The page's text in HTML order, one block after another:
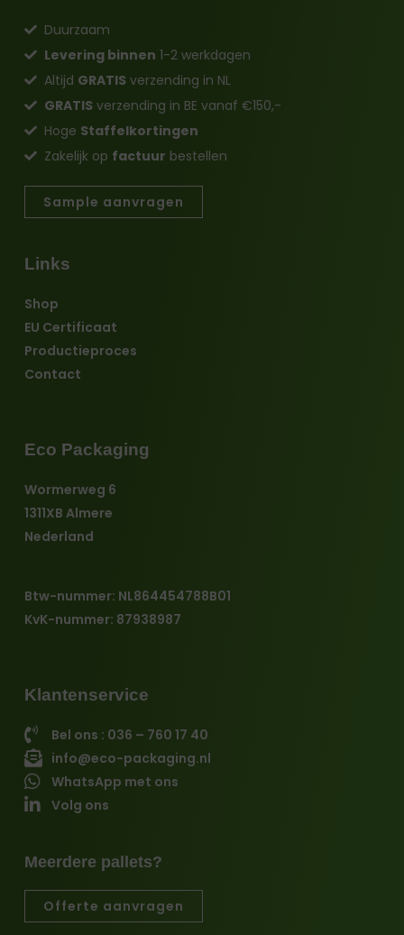
Klantenservice
Bel ons : 036 – 760 17 40
info@eco-packaging.nl
WhatsApp met ons
Volg ons
Meerdere pallets?
Offerte aanvragen
Eco Packaging
Wormerweg 6
1311XB Almere
Nederland
Btw-nummer: NL864454788B01
KvK-nummer: 87938987
Links
Shop
EU Certificaat
Productieproces
Contact
Duurzaam
Levering binnen 1-2 werkdagen
Altijd GRATIS verzending in NL
GRATIS verzending in BE vanaf €150,-
Hoge Staffelkortingen
Zakelijk op factuur bestellen
Sample aanvragen